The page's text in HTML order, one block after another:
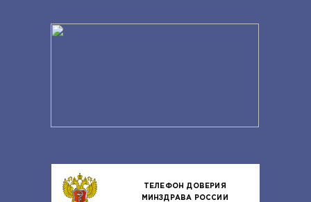
ТЕЛЕФОН ДОВЕРИЯ
МИНЗДРАВА РОССИИ